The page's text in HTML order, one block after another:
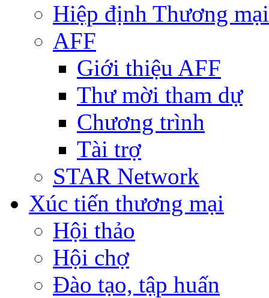
Hiệp định Thương
AFF
Giới thiệu AFF
Thư mời tham dự
Chương trình
Tài trợ
STAR Network
Xúc tiến thương mại
Hội thảo
Hội chợ
Đào tạo, tập huấn